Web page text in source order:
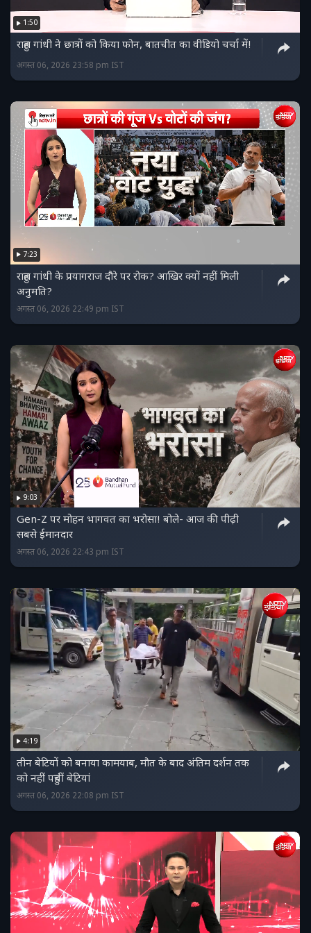
1:50
राहुल गांधी ने छात्रों को किया फोन, बातचीत का वीडियो चर्चा में!
अगस्त 06, 2026 23:58 pm IST
7:23
राहुल गांधी के प्रयागराज दौरे पर रोक? आखिर क्यों नहीं मिली
अनुमति?
अगस्त 06, 2026 22:49 pm IST
9:03
Gen-Z पर मोहन भागवत का भरोसा! बोले- आज की पीढ़ी
सबसे ईमानदार
अगस्त 06, 2026 22:43 pm IST
4:19
तीन बेटियों को बनाया कामयाब, मौत के बाद अंतिम दर्शन तक
को नहीं पहुंचीं बेटियां
अगस्त 06, 2026 22:08 pm IST